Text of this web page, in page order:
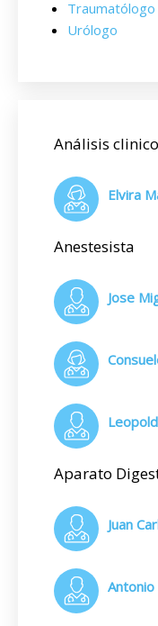
Traumatólogo
Urólogo
Análisis
Elvira
Anestesista
Jose
Aparato
Juan
Antonio